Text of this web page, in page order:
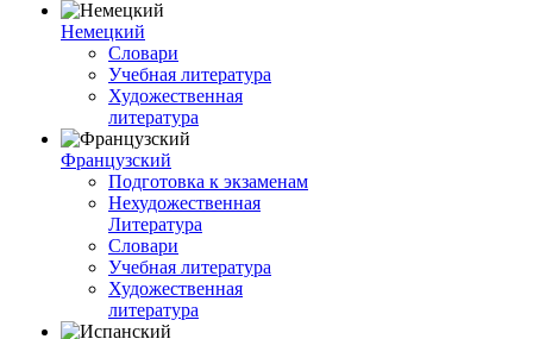
Немецкий
Словари
Учебная литература
Художественная
литература
Французский
Подготовка к экзаменам
Нехудожественная
Литература
Словари
Учебная литература
Художественная
литература